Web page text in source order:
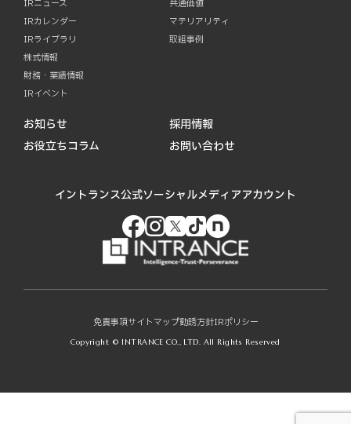
IRニュース
IRカレンダー
IRライブラリ
株式情報
財務・業績情報
IRイベント
共通価値
マテリアリティ
取組事例
お知らせ
お役立ちコラム
採用情報
お問い合わせ
イントランス公式ソーシャルメディアアカウント
免責事項サイトマップ勧誘方針IRポリシー
Copyright © INTRANCE CO., LTD. All Rights Reserved